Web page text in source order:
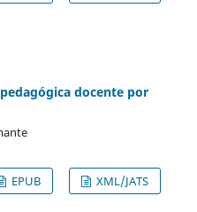
docente por
EPUB XML/JATS